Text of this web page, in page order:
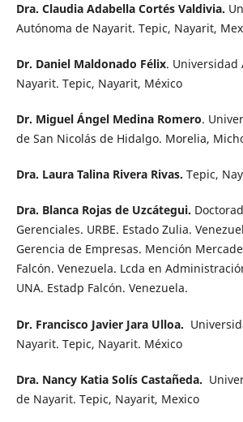
Dra. Claudia Adabella Cortés Valdivia.
Autónoma de Nayarit. Tepic, Nayarit,
Dr. Daniel Maldonado Félix. Universidad
Nayarit. Tepic, Nayarit, México
Dr. Miguel Ángel Medina Romero.
de San Nicolás de Hidalgo. Morelia,
Dra. Laura Talina Rivera Rivas. Tepic,
Dra. Blanca Rojas de Uzcátegui.
Gerenciales. URBE. Estado Zulia.
Gerencia de Empresas. Mención
Falcón. Venezuela. Lcda en
UNA. Estadp Falcón. Venezuela.
Dr. Francisco Javier Jara Ulloa.
Nayarit. Tepic, Nayarit. México
Dra. Nancy Katia Solís Castañeda.
de Nayarit. Tepic, Nayarit, Mexico